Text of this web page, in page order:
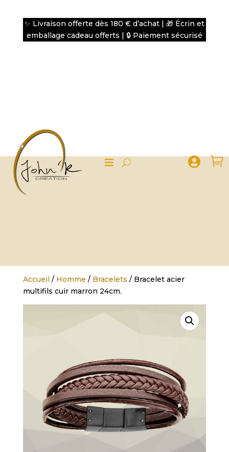
✨ Livraison offerte dès 180 € d’achat | 🎁 Écrin et
emballage cadeau offerts | 🔒 Paiement sécurisé
 
Accueil / Homme / Bracelets / Bracelet acier
multifils cuir marron 24cm.